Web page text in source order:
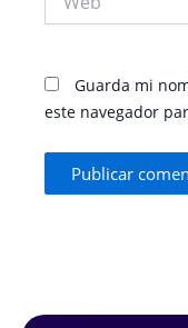
Guarda mi
este navegador